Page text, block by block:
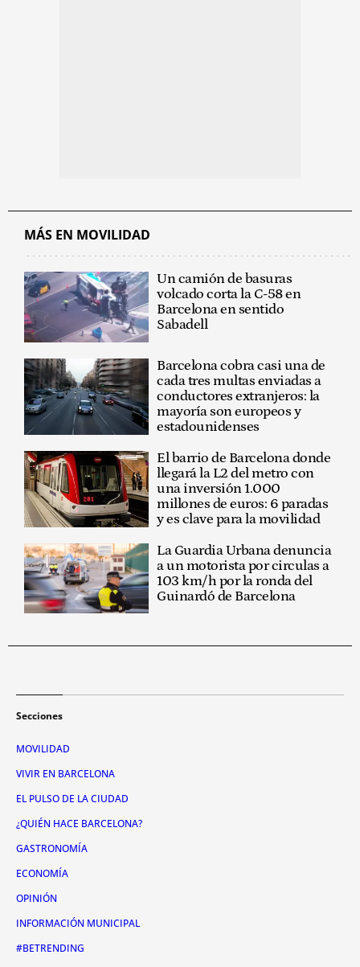
MÁS EN MOVILIDAD
Un camión de basuras
volcado corta la C-58 en
Barcelona en sentido
Sabadell
Barcelona cobra casi una de
cada tres multas enviadas a
conductores extranjeros: la
mayoría son europeos y
estadounidenses
El barrio de Barcelona donde
llegará la L2 del metro con
una inversión 1.000
millones de euros: 6 paradas
y es clave para la movilidad
La Guardia Urbana denuncia
a un motorista por circulas a
103 km/h por la ronda del
Guinardó de Barcelona
Secciones
MOVILIDAD
VIVIR EN BARCELONA
EL PULSO DE LA CIUDAD
¿QUIÉN HACE BARCELONA?
GASTRONOMÍA
ECONOMÍA
OPINIÓN
INFORMACIÓN MUNICIPAL
#BETRENDING